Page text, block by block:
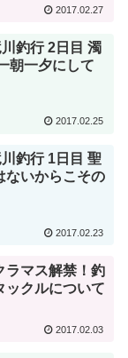
2017.02.27
釣行 2日目 濁
朝一夕にして
2017.02.25
釣行 1日目 聖
ないからこその
2017.02.23
ラマス解禁！釣
ックルについて
2017.02.03